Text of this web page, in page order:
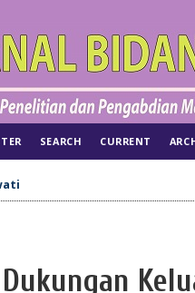
SEARCH CURRENT